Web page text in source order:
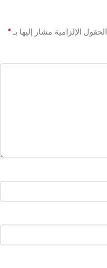
الحقول الإلزامية مشار إليها بـ *